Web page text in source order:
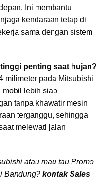
Ini membantu
kendaraan tetap di
sama dengan sistem
penting saat hujan?
milimeter pada Mitsubishi
mobil lebih siap
tanpa khawatir mesin
terganggu, sehingga
melewati jalan
atau mau tau Promo
Bandung? kontak Sales